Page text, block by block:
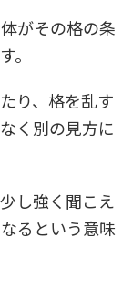
がその格の条
。
り、格を乱す
く別の見方に
し強く聞こえ
るという意味